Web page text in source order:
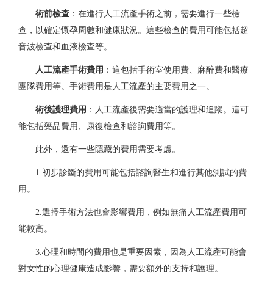
術前檢查 ：在進行人工流產手術之前，需要進行一些檢
查，以確定懷孕周數和健康狀況。這些檢查的費用可能包括超
音波檢查和血液檢查等。
人工流產手術費用 ：這包括手術室使用費、麻醉費和醫療
團隊費用等。手術費用是人工流產的主要費用之一。
術後護理費用 ：人工流產後需要適當的護理和追蹤。這可
能包括藥品費用、康復檢查和諮詢費用等。
此外，還有一些隱藏的費用需要考慮。
1.初步診斷的費用可能包括諮詢醫生和進行其他測試的費
用。
2.選擇手術方法也會影響費用，例如無痛人工流產費用可
能較高。
3.心理和時間的費用也是重要因素，因為人工流產可能會
對女性的心理健康造成影響，需要額外的支持和護理。